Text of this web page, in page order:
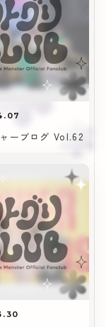
ーブログ Vol.62